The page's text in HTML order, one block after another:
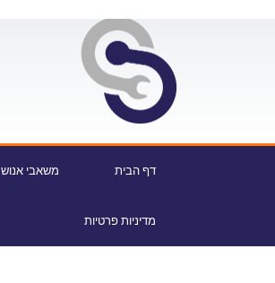
דף הבית משאבי אנוש
מדיניות פרטיות